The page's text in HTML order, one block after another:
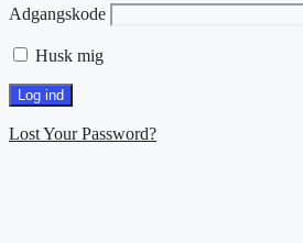
Adgangskode
Husk mig
Lost Your Password?